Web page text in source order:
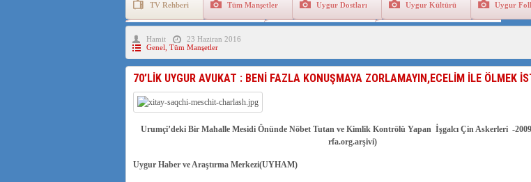
ÇİN’İN ANKARA BÜYÜKELÇİSİ JİANG’İN TRABZON ZİYARETİ
İŞGALCİ ÇİN’DEN “FETİHLER SULTANI MEHMET”DİZİSİNE GARİP SANSÜR VE
İŞGALCİ ÇİN,DOĞU TÜRKİSTAN’DA EN AZ 143 BİN UYGUR ÇOCUĞU AİLELERİNDEN
TV Rehberi Tüm Manşetler Uygur Dostları Uygur Kültürü Uygur
Uygurlarda Düğün ve Cenaze
Hamit
23 Haziran 2016
Genel Tüm Manşetler
70’LİK UYGUR AVUKAT : BENİ FAZLA KONUŞMAYA ZORLAMAYIN,ECELİM İLE ÖLMEK
Urumçi’deki Bir Mahalle Mesidi Önünde Nöbet Tutan ve Kimlik Kontrölü Yapan İşgalcı Çin Askerleri -
rfa.org.arşivi)
Uygur Haber ve Araştırma Merkezi(UYHAM)